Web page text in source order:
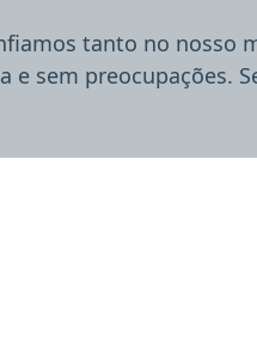
tanto no nosso
sem preocupações.